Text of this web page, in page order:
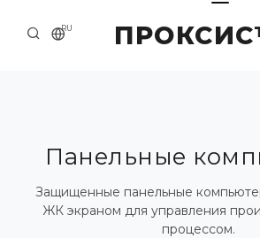
RU
О КОМПАНИИ
ПРИМЕРЫ И РЕШЕНИЯ
КАТАЛОГ ПРОДУКЦИИ
Панельные
Защищенные панельные
ЖК экраном для управления
процессом.